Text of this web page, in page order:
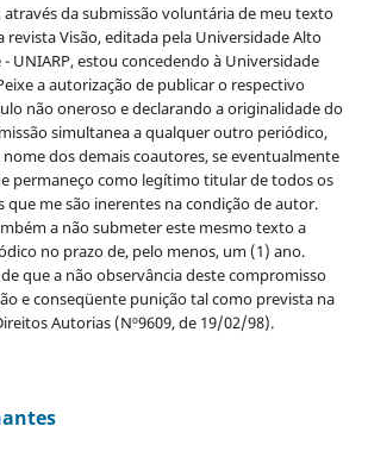
através da submissão voluntária de meu texto
Visão, editada pela Universidade Alto
- UNIARP, estou concedendo à Universidade
a autorização de publicar o respectivo
não oneroso e declarando a originalidade do
simultanea a qualquer outro periódico,
dos demais coautores, se eventualmente
permaneço como legítimo titular de todos os
me são inerentes na condição de autor.
a não submeter este mesmo texto a
no prazo de, pelo menos, um (1) ano.
que a não observância deste compromisso
e conseqüente punição tal como prevista na
Autorias (Nº9609, de 19/02/98).